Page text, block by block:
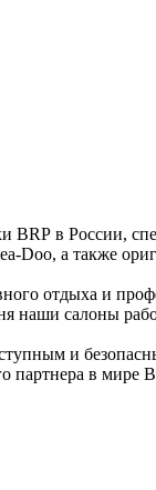
в России,
Doo, а также
отдыха и
наши салоны
и
в мире